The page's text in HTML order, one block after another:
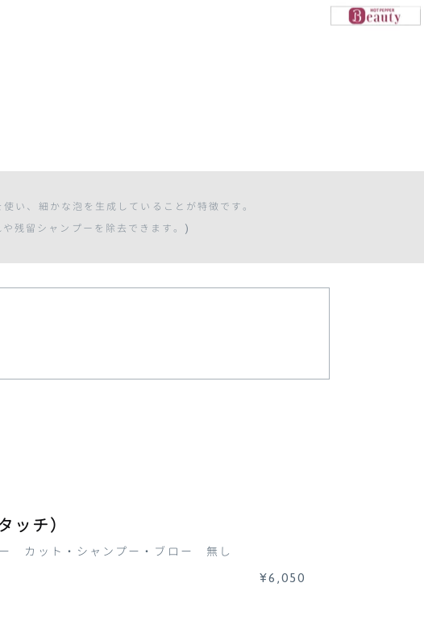
い、細かな泡を生成していることが特徴です。
残留シャンプーを除去できます。 )
ッチ）
カット・シャンプー・ブロー 無し
¥6,050